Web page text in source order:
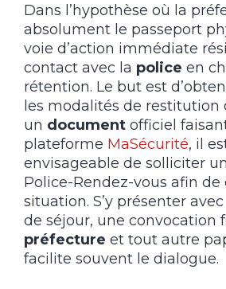
Dans l’hypothèse où la
absolument le passeport
voie d’action immédiate
contact avec la police en
rétention. Le but est
les modalités de restitution
un document officiel
plateforme MaSécurité, il
envisageable de solliciter
Police-Rendez-vous afin de
situation. S’y présenter
de séjour, une convocation
préfecture et tout autre
facilite souvent le dialogue.